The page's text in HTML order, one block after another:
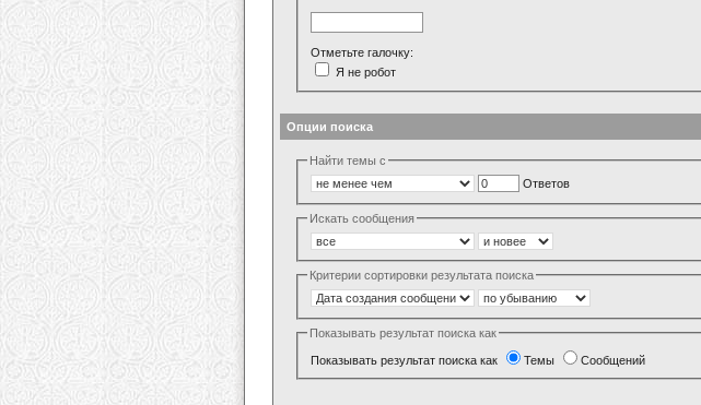
Отметьте галочку:
Я не робот
Опции поиска
Найти темы с
Ответов
Искать сообщения
Критерии сортировки результата поиска
Показывать результат поиска как
Показывать результат поиска как Темы Сообщений